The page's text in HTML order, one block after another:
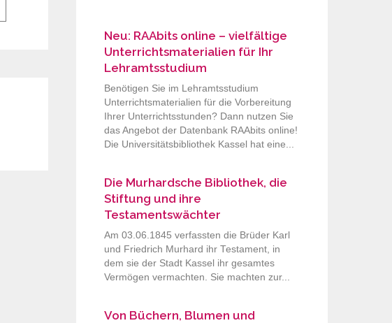
Neu: RAAbits online – vielfältige
Unterrichtsmaterialien für Ihr
Lehramtsstudium
Benötigen Sie im Lehramtsstudium
Unterrichtsmaterialien für die Vorbereitung
Ihrer Unterrichtsstunden? Dann nutzen Sie
das Angebot der Datenbank RAAbits online!
Die Universitätsbibliothek Kassel hat eine...
Die Murhardsche Bibliothek, die
Stiftung und ihre
Testamentswächter
Am 03.06.1845 verfassten die Brüder Karl
und Friedrich Murhard ihr Testament, in
dem sie der Stadt Kassel ihr gesamtes
Vermögen vermachten. Sie machten zur...
Von Büchern, Blumen und